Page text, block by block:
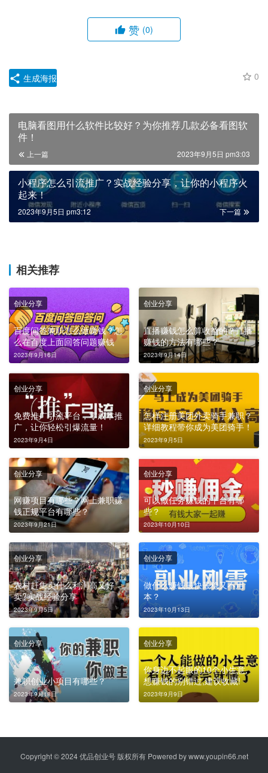
赞 (0)
0
生成海报
电脑看图用什么软件比较好？为你推荐几款必备看图软
件！
上一篇 2023年9月5日 pm3:03
小程序怎么引流推广？实战经验分享，让你的小程序火
起来！
下一篇
2023年9月5日 pm3:12
相关推荐
百度问答兼职怎么做赚钱？怎
么在百度上面回答问题赚钱
2023年9月16日
创业分享
直播赚钱怎么算收益的？直播
赚钱的方法有哪些？
2023年9月14日
创业分享
免费推广引流平台，零成本推
广，让你轻松引爆流量！
2023年9月4日
创业分享
怎样注册美团外卖骑手兼职？
详细教程带你成为美团骑手！
2023年9月5日
创业分享
网赚项目有哪些？网上兼职赚
钱正规平台有哪些？
2023年9月21日
创业分享
可以做任务赚钱的平台有哪
些？
2023年10月10日
创业分享
农村赶集卖什么利润高又好
卖?实战经验分享
2023年9月5日
创业分享
做什么赚钱最快最稳又不用
本？
2023年10月13日
创业分享
兼职创业小项目有哪些？
2023年9月18日
创业分享
你身边不起眼的10个小生意,
想赚钱的别错过,建议收藏!
2023年9月9日
创业分享
Copyright © 2024 优品创业号 版权所有 Powered bywww.youpin66.net